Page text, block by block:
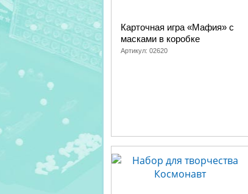
Карточная игра «Мафия» с
масками в коробке
Артикул: 02620